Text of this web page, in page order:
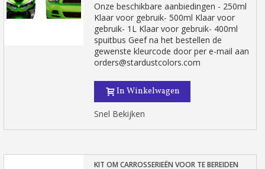
Onze beschikbare aanbiedingen - 250ml
Klaar voor gebruik- 500ml Klaar voor
gebruik- 1L Klaar voor gebruik- 400ml
spuitbus Geef na het bestellen de
gewenste kleurcode door per e-mail aan
orders@stardustcolors.com
In Winkelwagen
Snel Bekijken
KIT OM CARROSSERIEËN VOOR TE BEREIDEN